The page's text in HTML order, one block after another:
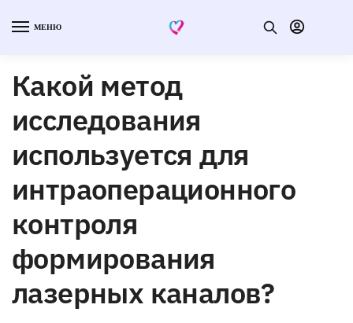
МЕНЮ
Какой метод
исследования
используется для
интраоперационного
контроля
формирования
лазерных каналов?